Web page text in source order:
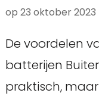
op 23 oktober 2023
De voordelen
batterijen
praktisch,